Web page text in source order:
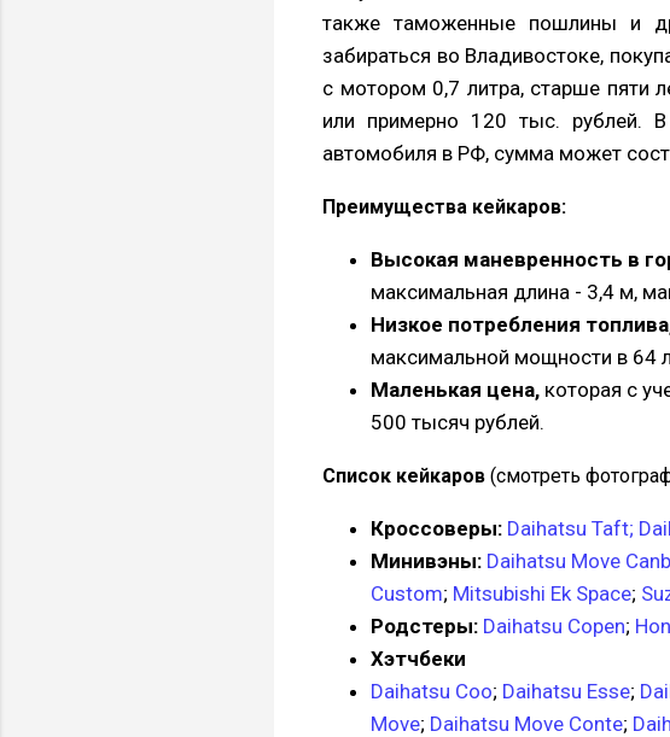
также таможенные пошлины и
забираться во Владивостоке,
с мотором 0,7 литра, старше пяти
или примерно 120 тыс. рублей.
автомобиля в РФ, сумма может
Преимущества кейкаров:
Высокая маневренность в
максимальная длина - 3,4 м,
Низкое потребления
максимальной мощности в 64
Маленькая цена, которая с
500 тысяч рублей.
Список кейкаров (смотреть
Кроссоверы: Daihatsu Taft;
Минивэны: Daihatsu Move
Custom; Mitsubishi Ek Space;
Родстеры: Daihatsu Copen;
Хэтчбеки
Daihatsu Coo; Daihatsu Esse;
Move; Daihatsu Move Conte;